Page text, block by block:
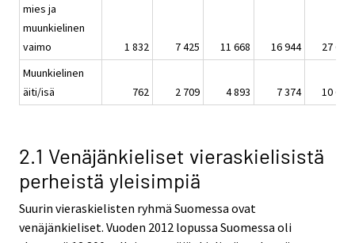
mies ja
muunkielinen
vaimo
1 832 7 425 11 668 16 944
27 638
Muunkielinen
äiti/isä
762 2 709 4 893 7 374 10 674
2.1 Venäjänkieliset vieraskielisistä
perheistä yleisimpiä
Suurin vieraskielisten ryhmä Suomessa ovat
venäjänkieliset. Vuoden 2012 lopussa Suomessa oli